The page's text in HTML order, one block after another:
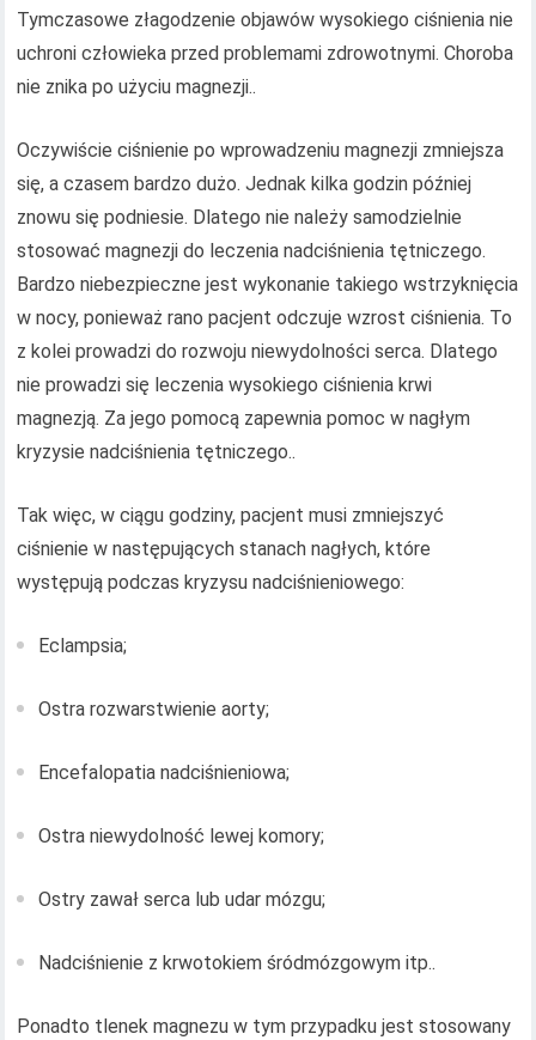
Tymczasowe złagodzenie objawów wysokiego ciśnienia nie
uchroni człowieka przed problemami zdrowotnymi. Choroba
nie znika po użyciu magnezji..
Oczywiście ciśnienie po wprowadzeniu magnezji zmniejsza
się, a czasem bardzo dużo. Jednak kilka godzin później
znowu się podniesie. Dlatego nie należy samodzielnie
stosować magnezji do leczenia nadciśnienia tętniczego.
Bardzo niebezpieczne jest wykonanie takiego wstrzyknięcia
w nocy, ponieważ rano pacjent odczuje wzrost ciśnienia. To
z kolei prowadzi do rozwoju niewydolności serca. Dlatego
nie prowadzi się leczenia wysokiego ciśnienia krwi
magnezją. Za jego pomocą zapewnia pomoc w nagłym
kryzysie nadciśnienia tętniczego..
Tak więc, w ciągu godziny, pacjent musi zmniejszyć
ciśnienie w następujących stanach nagłych, które
występują podczas kryzysu nadciśnieniowego:
Eclampsia;
Ostra rozwarstwienie aorty;
Encefalopatia nadciśnieniowa;
Ostra niewydolność lewej komory;
Ostry zawał serca lub udar mózgu;
Nadciśnienie z krwotokiem śródmózgowym itp..
Ponadto tlenek magnezu w tym przypadku jest stosowany